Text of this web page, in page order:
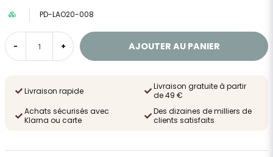
PD-LAO20-008
- + AJOUTER AU PANIER
Livraison rapide
Livraison gratuite à partir
de 49 €
Achats sécurisés avec
Klarna ou carte
Des dizaines de milliers de
clients satisfaits